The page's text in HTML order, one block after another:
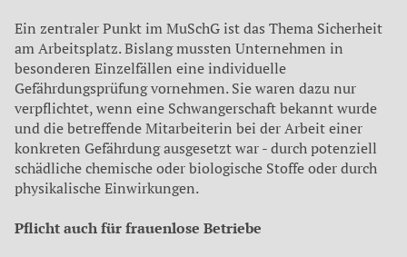
Ein zentraler Punkt im MuSchG ist das Thema Sicherheit
am Arbeits­platz. Bislang mussten Unternehmen in
besonderen Einzelfällen eine individuelle
Gefährdungsprüfung vornehmen. Sie waren dazu nur
verpflichtet, wenn eine Schwangerschaft bekannt wurde
und die betreffende Mitarbeiterin bei der Arbeit einer
konkreten Gefährdung aus­gesetzt war - durch potenziell
schädliche chemische oder biologische Stoffe oder durch
physikalische Einwirkungen.
Pflicht auch für frauenlose Betriebe